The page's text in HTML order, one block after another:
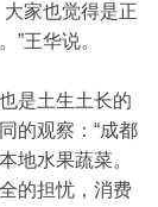
家也觉得是正
”王华说。
是土生土长的
的观察：“成都
地水果蔬菜。
的担忧，消费